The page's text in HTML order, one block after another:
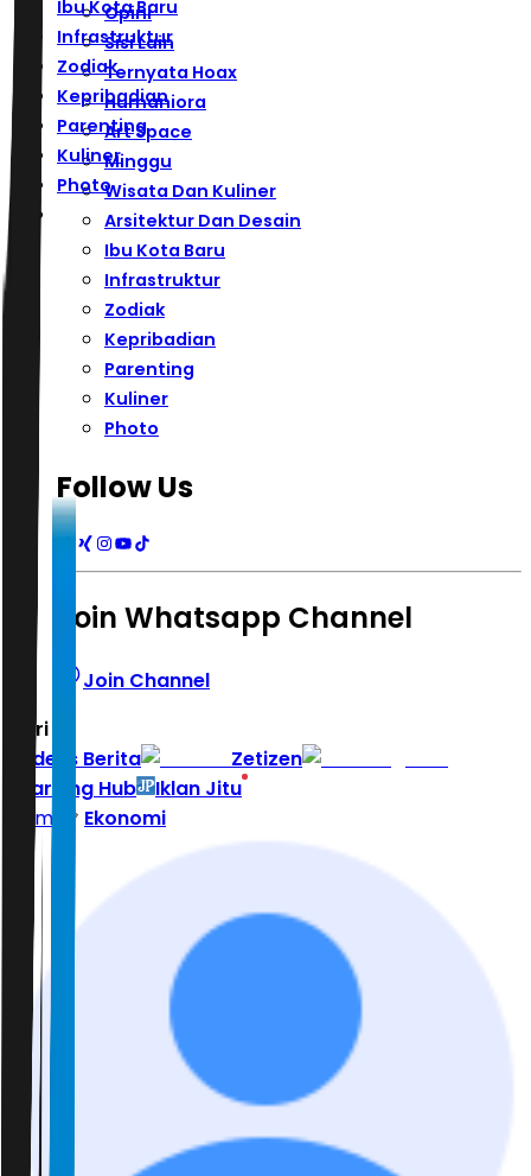
Ibu Kota Baru
Infrastruktur
Zodiak
Kepribadian
Parenting
Kuliner
Photo
Opini
Sisi Lain
Ternyata Hoax
Humaniora
Art Space
Minggu
Wisata Dan Kuliner
Arsitektur Dan Desain
Ibu Kota Baru
Infrastruktur
Zodiak
Kepribadian
Parenting
Kuliner
Photo
Follow Us
Join Whatsapp Channel
Join Channel
Hari ini
Indeks Berita
Zetizen
Learning Hub
Iklan Jitu
Home
Ekonomi